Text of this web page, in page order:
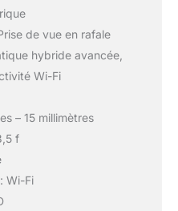
de vue en rafale
hybride avancée,
Wi-Fi
– 15 millimètres
f
Wi-Fi